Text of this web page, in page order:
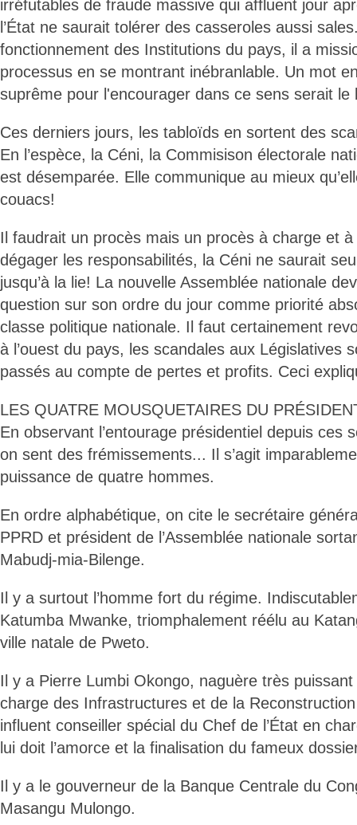
irréfutables de fraude massive qui affluent jour
l’État ne saurait tolérer des casseroles aussi
fonctionnement des Institutions du pays, il a
processus en se montrant inébranlable. Un mot
suprême pour l'encourager dans ce sens serait le
Ces derniers jours, les tabloïds en sortent des
En l’espèce, la Céni, la Commisison électorale
est désemparée. Elle communique au mieux
couacs!
Il faudrait un procès mais un procès à charge et
dégager les responsabilités, la Céni ne saurait
jusqu’à la lie! La nouvelle Assemblée nationale
question sur son ordre du jour comme priorité
classe politique nationale. Il faut certainement
à l’ouest du pays, les scandales aux Législatives
passés au compte de pertes et profits. Ceci
LES QUATRE MOUSQUETAIRES DU
En observant l’entourage présidentiel depuis ces
on sent des frémissements... Il s’agit
puissance de quatre hommes.
En ordre alphabétique, on cite le secrétaire
PPRD et président de l’Assemblée nationale
Mabudj-mia-Bilenge.
Il y a surtout l’homme fort du régime.
Katumba Mwanke, triomphalement réélu au
ville natale de Pweto.
Il y a Pierre Lumbi Okongo, naguère très puissant
charge des Infrastructures et de la Reconstruction
influent conseiller spécial du Chef de l’État en
lui doit l’amorce et la finalisation du fameux
Il y a le gouverneur de la Banque Centrale du
Masangu Mulongo.